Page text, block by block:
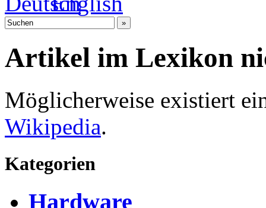
Artikel im Lexikon
Möglicherweise existiert
Wikipedia.
Kategorien
Hardware